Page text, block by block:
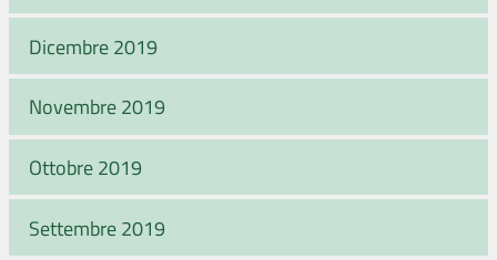
Dicembre 2019
Novembre 2019
Ottobre 2019
Settembre 2019